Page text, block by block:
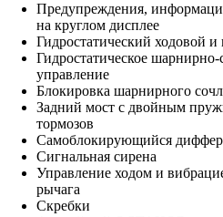
Предупреждения,
на круглом дисплее
Гидростатический ходовой
Гидростатическое шарнирно-
управление
Блокировка шарнирного
Задний мост с двойным
тормозов
Самоблокирующийся
Сигнальная сирена
Управление ходом и
рычага
Скребки